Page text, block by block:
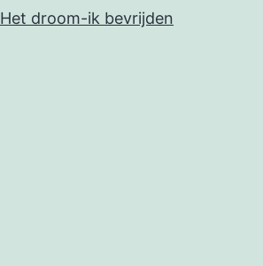
Het droom-ik bevrijden